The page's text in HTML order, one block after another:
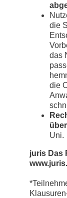
die
das
die
Uni.
juris Das